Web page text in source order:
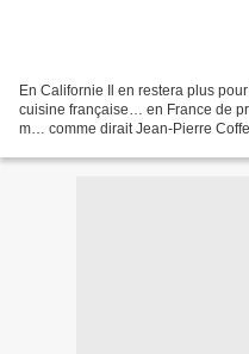
En Californie Il en restera plus
cuisine française… en France de
m… comme dirait Jean-Pierre